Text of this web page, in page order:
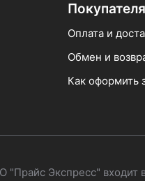
Оплата и
Обмен и
Как оформить
"Прайс Экспресс" входит